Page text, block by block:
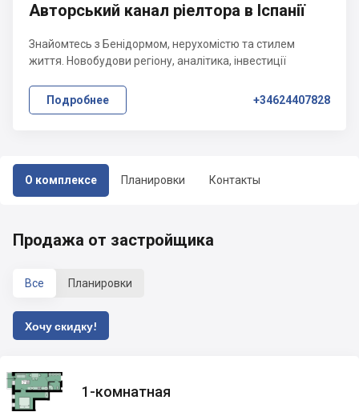
О комплексе Планировки Контакты
Авторський канал ріелтора в Іспанії
Знайомтесь з Бенідормом, нерухомістю та стилем
життя. Новобудови регіону, аналітика, інвестиції
Подробнее +34624407828
Продажа от застройщика
Все Планировки
Хочу скидку!
1-комнатная